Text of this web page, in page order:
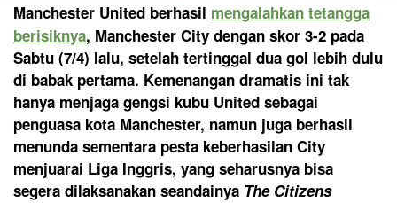
Manchester United berhasil mengalahkan tetangga
berisiknya, Manchester City dengan skor 3-2 pada
Sabtu (7/4) lalu, setelah tertinggal dua gol lebih dulu
di babak pertama. Kemenangan dramatis ini tak
hanya menjaga gengsi kubu United sebagai
penguasa kota Manchester, namun juga berhasil
menunda sementara pesta keberhasilan City
menjuarai Liga Inggris, yang seharusnya bisa
segera dilaksanakan seandainya The Citizens